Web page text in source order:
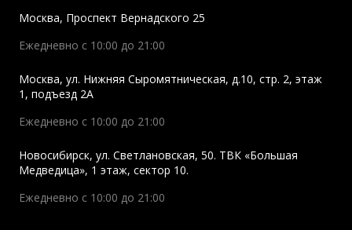
Москва, Проспект Вернадского 25
Ежедневно с 10:00 до 21:00
Москва, ул. Нижняя Сыромятническая, д.10, стр. 2, этаж
1, подъезд 2A
Ежедневно с 10:00 до 21:00
Новосибирск, ул. Светлановская, 50. ТВК «Большая
Медведица», 1 этаж, сектор 10.
Ежедневно с 10:00 до 21:00